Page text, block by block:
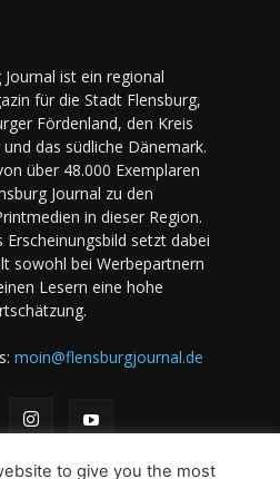
ist ein regional
für die Stadt Flensburg,
Fördenland, den Kreis
das südliche Dänemark.
über 48.000 Exemplaren
Journal zu den
in dieser Region.
setzt dabei
sowohl bei Werbepartnern
Lesern eine hohe
moin@flensburgjournal.de
to give you the most